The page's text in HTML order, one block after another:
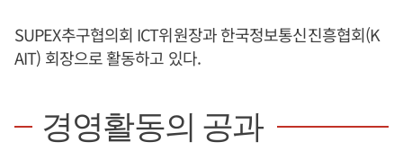
SUPEX추구협의회 ICT위원장과 한국정보통신진흥협회(K
AIT) 회장으로 활동하고 있다.
경영활동의 공과